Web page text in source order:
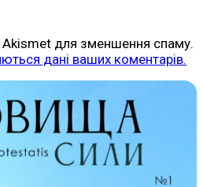
Akismet для зменшення спаму.
дані ваших коментарів.